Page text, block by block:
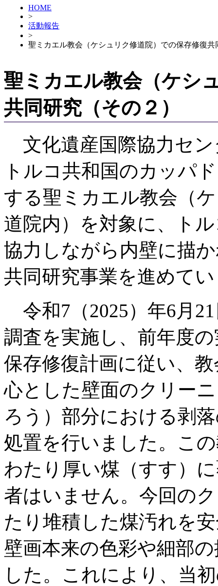
HOME
>
活動報告
>
聖ミカエル教会（ケシュリク修道院）での保存修復共
聖ミカエル教会（ケシ
共同研究（その２）
文化遺産国際協力セン
トルコ共和国のカッパ
する聖ミカエル教会（
道院内）を対象に、ト
協力しながら内壁に描
共同研究事業を進めて
令和7（2025）年6月
調査を実施し、前年度
保存修復計画に従い、
心とした壁面のクリー
ろう）部分における剥
処置を行いました。こ
わたり厚い煤（すす）
者はいません。今回の
たり堆積した煤汚れを
壁画本来の色彩や細部
した。これにより、当